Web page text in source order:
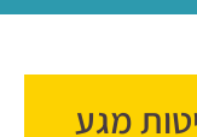
מגע